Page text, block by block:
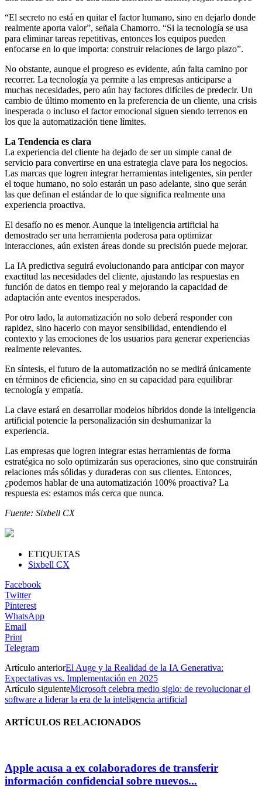
“El secreto no está en quitar el factor humano, sino en dejarlo donde
realmente aporta valor”, señala Chamorro. “Si la tecnología se usa
para eliminar tareas repetitivas, entonces los equipos pueden
enfocarse en lo que importa: construir relaciones de largo plazo”.
No obstante, aunque el progreso es evidente, aún falta camino por
recorrer. La tecnología ya permite a las empresas anticiparse a
muchas necesidades, pero aún hay factores difíciles de predecir. Un
cambio de último momento en la preferencia de un cliente, una crisis
inesperada o incluso el factor emocional siguen siendo terrenos en
los que la automatización tiene límites.
La Tendencia es clara
La experiencia del cliente ha dejado de ser un simple canal de
servicio para convertirse en una estrategia clave para los negocios.
Las marcas que logren integrar herramientas inteligentes, sin perder
el toque humano, no solo estarán un paso adelante, sino que serán
las que definan el estándar de lo que significa realmente una
experiencia proactiva.
El desafío no es menor. Aunque la inteligencia artificial ha
demostrado ser una herramienta poderosa para optimizar
interacciones, aún existen áreas donde su precisión puede mejorar.
La IA predictiva seguirá evolucionando para anticipar con mayor
exactitud las necesidades del cliente, ajustando las respuestas en
función de datos en tiempo real y mejorando la capacidad de
adaptación ante eventos inesperados.
Por otro lado, la automatización no solo deberá responder con
rapidez, sino hacerlo con mayor sensibilidad, entendiendo el
contexto y las emociones de los usuarios para generar experiencias
realmente relevantes.
En síntesis, el futuro de la automatización no se medirá únicamente
en términos de eficiencia, sino en su capacidad para equilibrar
tecnología y empatía.
La clave estará en desarrollar modelos híbridos donde la inteligencia
artificial potencie la personalización sin deshumanizar la
experiencia.
Las empresas que logren integrar estas herramientas de forma
estratégica no solo optimizarán sus operaciones, sino que construirán
relaciones más sólidas y duraderas con sus clientes. Entonces,
¿podemos hablar de una automatización 100% proactiva? La
respuesta es: estamos más cerca que nunca.
Fuente: Sixbell CX
ETIQUETAS
Sixbell CX
Facebook
Twitter
Pinterest
WhatsApp
Email
Print
Telegram
Artículo anteriorEl Auge y la Realidad de la IA Generativa:
Expectativas vs. Implementación en 2025
Artículo siguienteMicrosoft celebra medio siglo: de revolucionar el
software a liderar la era de la inteligencia artificial
ARTÍCULOS RELACIONADOS
Apple acusa a ex colaboradores de transferir
información confidencial sobre nuevos...